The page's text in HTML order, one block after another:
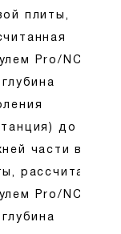
плиты,
Pro/NC.
глубина
до
части
рассчитанная
Pro/NC.
глубина